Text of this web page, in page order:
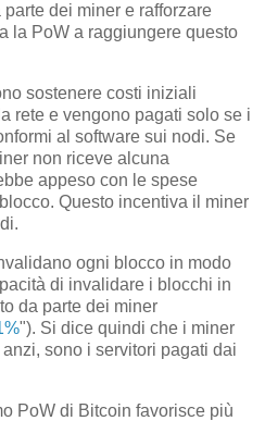
dei miner e rafforzare
la PoW a raggiungere questo
sostenere costi iniziali
rete e vengono pagati solo se i
al software sui nodi. Se
non riceve alcuna
appeso con le spese
Questo incentiva il miner
ogni blocco in modo
di invalidare i blocchi in
da parte dei miner
"). Si dice quindi che i miner
sono i servitori pagati dai
PoW di Bitcoin favorisce più